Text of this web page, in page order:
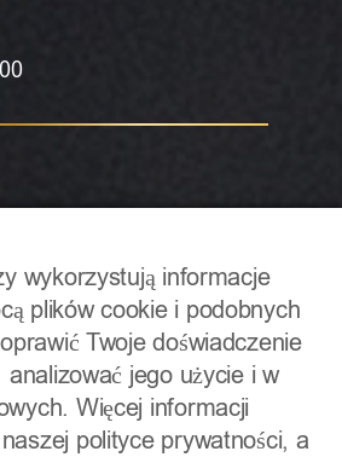
Ust
Powiek
wykorzystują informacje
plików cookie i podobnych
Twoje doświadczenie
jego użycie i w
Więcej informacji
polityce prywatności, a